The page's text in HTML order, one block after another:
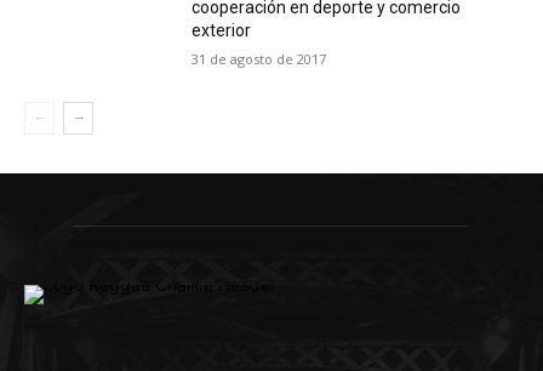
cooperación en deporte y comercio
exterior
31 de agosto de 2017